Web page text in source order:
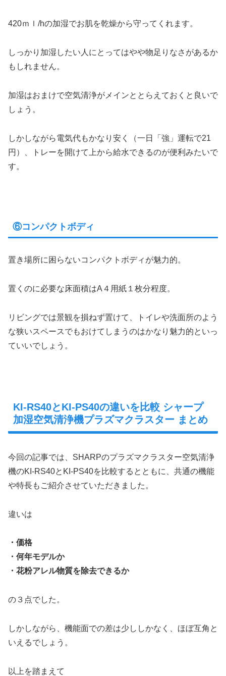
420ｍｌ/hの加湿でお肌を乾燥から守ってくれます。
しっかり加湿したい人にとってはやや物足りなさがあるか
もしれません。
加湿はおまけで空気清浄がメインととらえておくと良いで
しょう。
しかしながら電気代もかなり安く（一日「強」運転で21
円）、トレーを開けて上から給水できるのが便利みたいで
す。
⑥コンパクトボディ
置き場所に困らないコンパクトボディが魅力的。
置くのに必要な床面積はA４用紙１枚分程度。
リビングでは景観を損ねず置けて、トイレや洗面所のよう
な狭いスペースでもおけてしまうのはかなり魅力的といっ
ていいでしょう。
KI-RS40とKI-PS40の違いを比較 シャープ
加湿空気清浄機プラズマクラスター まとめ
今回の記事では、SHARPのプラズマクラスター空気清浄
機のKI-RS40とKI-PS40を比較するとともに、共通の機能
や特長もご紹介させていただきました。
違いは
・価格
・何年モデルか
・花粉アレル物質を除去できるか
の３点でした。
しかしながら、機能面での差は少ししかなく、ほぼ互角と
いえるでしょう。
以上を踏まえて